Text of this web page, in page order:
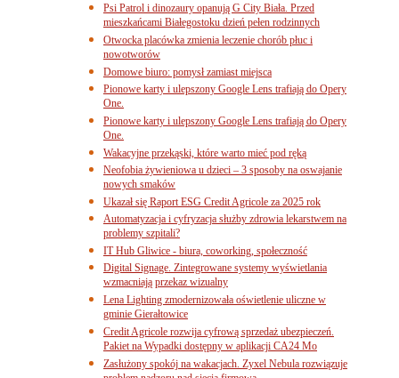
Psi Patrol i dinozaury opanują G City Biała. Przed
mieszkańcami Białegostoku dzień pełen rodzinnych
Otwocka placówka zmienia leczenie chorób płuc i
nowotworów
Domowe biuro: pomysł zamiast miejsca
Pionowe karty i ulepszony Google Lens trafiają do Opery
One.
Pionowe karty i ulepszony Google Lens trafiają do Opery
One.
Wakacyjne przekąski, które warto mieć pod ręką
Neofobia żywieniowa u dzieci – 3 sposoby na oswajanie
nowych smaków
Ukazał się Raport ESG Credit Agricole za 2025 rok
Automatyzacja i cyfryzacja służby zdrowia lekarstwem na
problemy szpitali?
IT Hub Gliwice - biura, coworking, społeczność
Digital Signage. Zintegrowane systemy wyświetlania
wzmacniają przekaz wizualny
Lena Lighting zmodernizowała oświetlenie uliczne w
gminie Gierałtowice
Credit Agricole rozwija cyfrową sprzedaż ubezpieczeń.
Pakiet na Wypadki dostępny w aplikacji CA24 Mo
Zasłużony spokój na wakacjach. Zyxel Nebula rozwiązuje